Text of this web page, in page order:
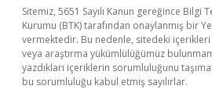
Sitemiz, 5651 Sayılı Kanun gereğince Bilgi
Kurumu (BTK) tarafından onaylanmış bir
vermektedir. Bu nedenle, sitedeki
veya araştırma yükümlülüğümüz
yazdıkları içeriklerin sorumluluğunu
bu sorumluluğu kabul etmiş sayılırlar.